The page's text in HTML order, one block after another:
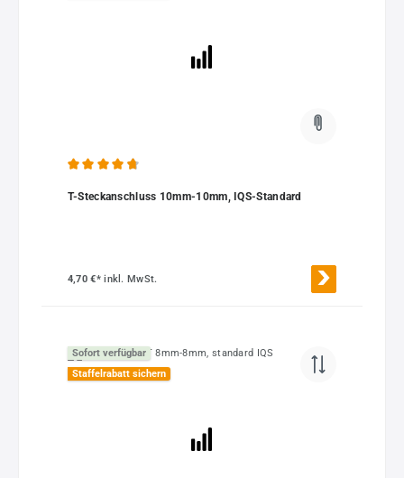
T-Steckanschluss 10mm-10mm, IQS-Standard
4,70 €*inkl. MwSt.
Sofort verfügbar
Staffelrabatt sichern